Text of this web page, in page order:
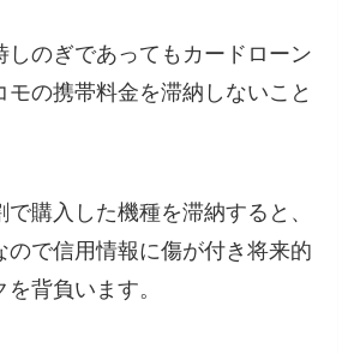
しのぎであってもカードローン
の携帯料金を滞納しないこと
購入した機種を滞納すると、
ので信用情報に傷が付き将来的
背負います。